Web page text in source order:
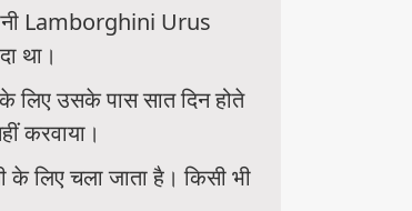
Lamborghini Urus
था।
लिए उसके पास सात दिन होते
करवाया।
के लिए चला जाता है। किसी भी